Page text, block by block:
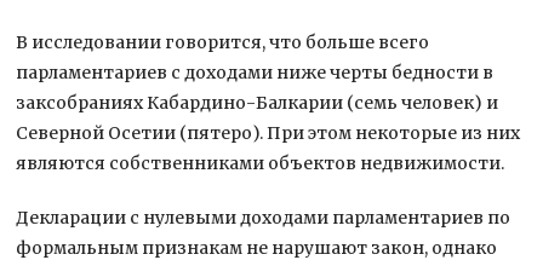
В исследовании говорится, что больше всего
парламентариев с доходами ниже черты бедности в
заксобраниях Кабардино-Балкарии (семь человек) и
Северной Осетии (пятеро). При этом некоторые из них
являются собственниками объектов недвижимости.
Декларации с нулевыми доходами парламентариев по
формальным признакам не нарушают закон, однако